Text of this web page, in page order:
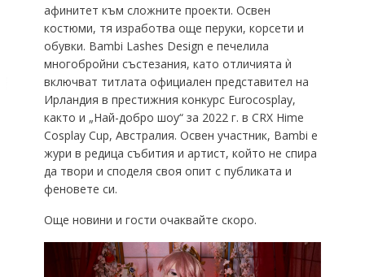
афинитет към сложните проекти. Освен
костюми, тя изработва още перуки, корсети и
обувки. Bambi Lashes Design е печелила
многобройни състезания, като отличията ѝ
включват титлата официален представител на
Ирландия в престижния конкурс Eurocosplay,
както и „Най-добро шоу“ за 2022 г. в CRX Hime
Cosplay Cup, Австралия. Освен участник, Bambi е
жури в редица събития и артист, който не спира
да твори и споделя своя опит с публиката и
феновете си.
Още новини и гости очаквайте скоро.